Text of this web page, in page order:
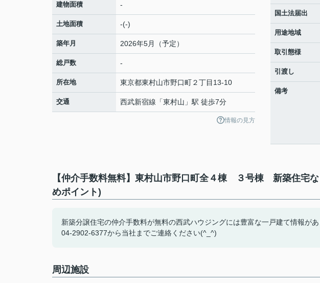
建物面積 -
土地面積 -(-)
築年月 2026年5月（予定）
総戸数 -
所在地 東京都東村山市野口町２丁目13-10
交通 西武新宿線 「東村山 」駅 徒歩7分
情報の見方
国土法届出
用途地域
取引態様
引渡し
備考
【仲介手数料無料】東村山市野口町全４棟 ３号棟 新築住宅
めポイント)
新築分譲住宅の仲介手数料が無料の西武ハウジングには豊富な一戸建て情報があ
04-2902-6377から当社までご連絡ください(^_^)
周辺施設